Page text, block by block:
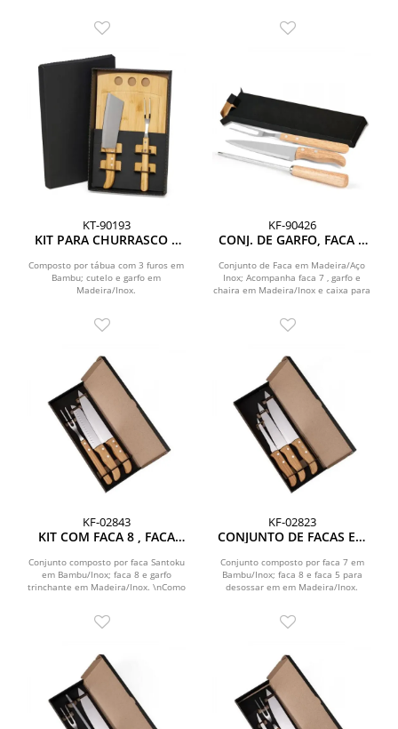
KT-90193
KIT PARA CHURRASCO E
MADEIRA / INOX - 3 PÇS
Composto por tábua com 3 furos em
Bambu; cutelo e garfo em
Madeira/Inox.
KF-90426
CONJ. DE GARFO, FACA E
PÇS
Conjunto de Faca em Madeira/Aço
Inox; Acompanha faca 7 , garfo e
chaira em Madeira/Inox e caixa para
KF-02843
KIT COM FACA 8 , FACA
Conjunto composto por faca Santoku
em Bambu/Inox; faca 8 e garfo
trinchante em Madeira/Inox. \nComo
KF-02823
CONJUNTO DE FACAS EM
- 3 PÇS
Conjunto composto por faca 7 em
Bambu/Inox; faca 8 e faca 5 para
desossar em em Madeira/Inox.